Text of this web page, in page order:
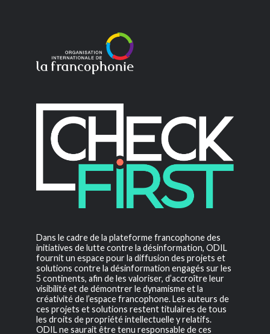
Dans le cadre de la plateforme francophone des
initiatives de lutte contre la désinformation, ODIL
fournit un espace pour la diffusion des projets et
solutions contre la désinformation engagés sur les
5 continents, afin de les valoriser, d’accroître leur
visibilité et de démontrer le dynamisme et la
créativité de l’espace francophone. Les auteurs de
ces projets et solutions restent titulaires de tous
les droits de propriété intellectuelle y relatifs.
ODIL ne saurait être tenu responsable de ces